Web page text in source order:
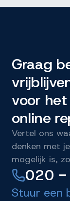
Graag
voor
online
Vertel ons
denken met
mogelijk is,
020 -
Stuur een